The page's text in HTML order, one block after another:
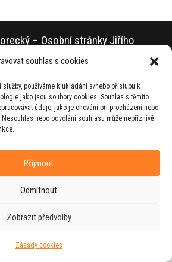
souhlas s cookies
používáme k ukládání a/nebo přístupu k
jako jsou soubory cookies. Souhlas s těmito
údaje, jako je chování při procházení nebo
nebo odvolání souhlasu může nepříznivě
Příjmout
Odmítnout
Zobrazit předvolby
Zásady cookies
– Osobní stránky Jiřího
Horeckého
ZEST BRAND.